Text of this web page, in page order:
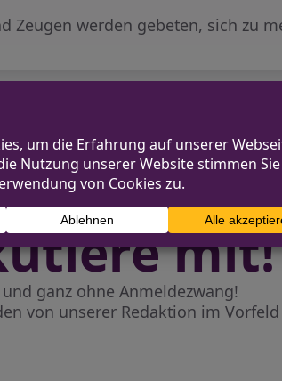
Zeugen werden gebeten, sich zu
Beckum: Geparkten
mit!
ganz ohne Anmeldezwang!
von unserer Redaktion im